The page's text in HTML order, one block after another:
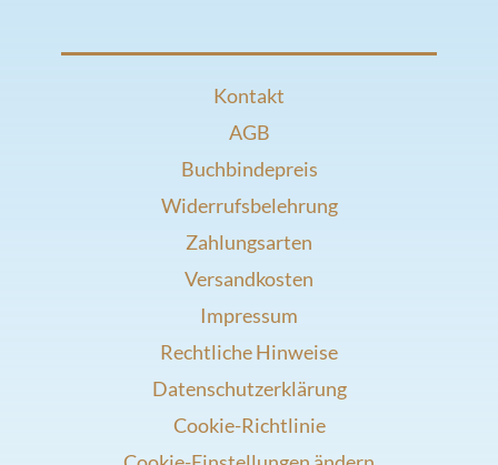
Kontakt
AGB
Buchbindepreis
Widerrufsbelehrung
Zahlungsarten
Versandkosten
Impressum
Rechtliche Hinweise
Datenschutzerklärung
Cookie-Richtlinie